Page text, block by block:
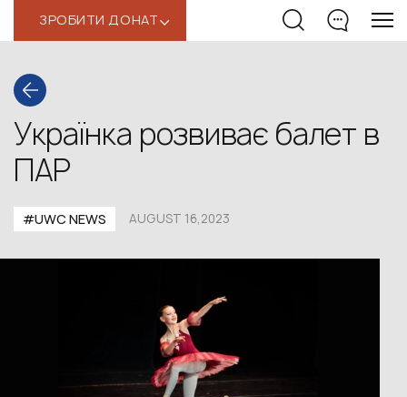
ЗРОБИТИ ДОНАТ‹
Українка розвиває балет в
ПАР
#UWС NEWS AUGUST 16,2023